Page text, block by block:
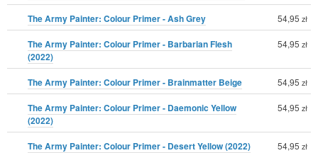
The Army Painter: Colour Primer - Ash Grey 54,95 zł
The Army Painter: Colour Primer - Barbarian Flesh
(2022)
54,95 zł
The Army Painter: Colour Primer - Brainmatter Beige 54,95 zł
The Army Painter: Colour Primer - Daemonic Yellow
(2022)
54,95 zł
The Army Painter: Colour Primer - Desert Yellow (2022) 54,95 zł